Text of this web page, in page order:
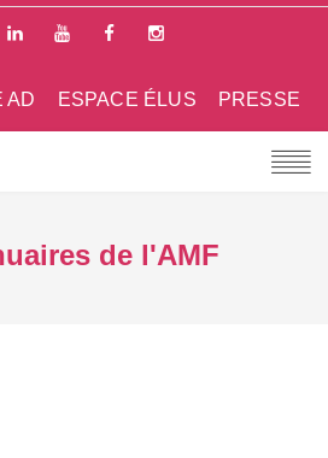
PRESSE
ESPACE ÉLUS
AD
de l'AMF